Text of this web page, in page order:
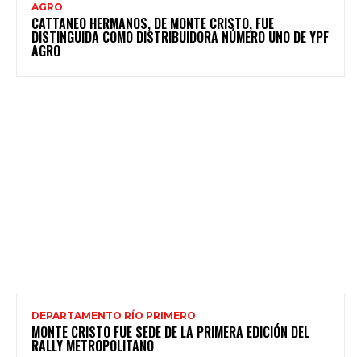
AGRO
CATTANEO HERMANOS, DE MONTE CRISTO, FUE
DISTINGUIDA COMO DISTRIBUIDORA NÚMERO UNO DE YPF
AGRO
DEPARTAMENTO RÍO PRIMERO
MONTE CRISTO FUE SEDE DE LA PRIMERA EDICIÓN DEL
RALLY METROPOLITANO